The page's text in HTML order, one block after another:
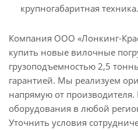
крупногабаритная техника.
Компания ООО «Лонкинг-
купить новые вилочные
грузоподъемностью 2,5
гарантией. Мы реализуем
напрямую от производителя.
оборудования в любой
Уточнить условия